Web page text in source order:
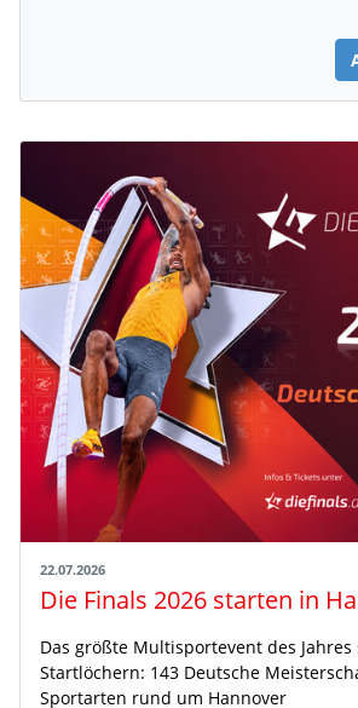
22.07.2026
Die Finals 2026 starten in
Das größte Multisportevent des
Startlöchern: 143 Deutsche
Sportarten rund um Hannover